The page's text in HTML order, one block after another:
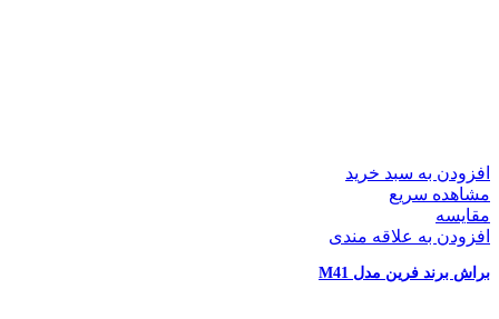
افزودن به سبد خرید
مشاهده سریع
مقایسه
افزودن به علاقه مندی
براش برند فرین مدل M41